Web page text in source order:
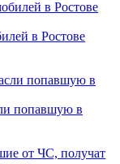
в Ростове
попавшую в